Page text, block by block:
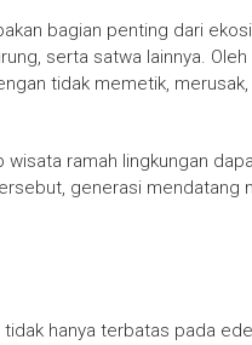
bagian penting dari
serta satwa lainnya.
tidak memetik,
wisata ramah lingkungan
generasi mendatang
hanya terbatas pada